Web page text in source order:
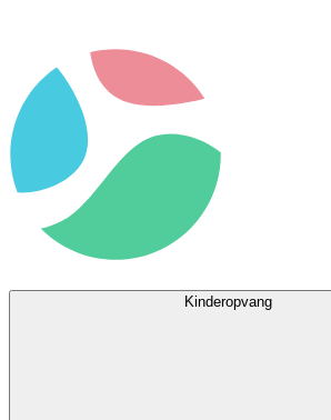
Kinderopvang